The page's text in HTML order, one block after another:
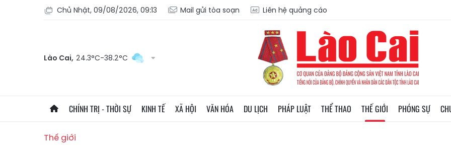
Chủ Nhật, 09/08/2026, 09:13 Mail gửi tòa soạn Liên hệ quảng cáo
Lào Cai, 24.3°C-38.2°C
CHÍNH TRỊ - THỜI SỰ KINH TẾ XÃ HỘI VĂN HÓA DU LỊCH PHÁP LUẬT THỂ THAO THẾ GIỚI PHÓNG SỰ
Thế giới